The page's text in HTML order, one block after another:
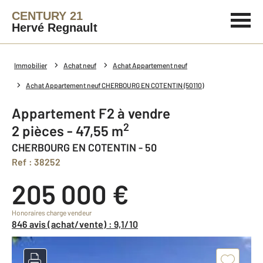
CENTURY 21
Hervé Regnault
Immobilier Achat neuf Achat Appartement neuf
Achat Appartement neuf CHERBOURG EN COTENTIN (50110)
Appartement F2 à vendre
2 pièces - 47,55 m2
CHERBOURG EN COTENTIN - 50
Ref : 38252
205 000 €
Honoraires charge vendeur
846 avis (achat/vente) : 9,1/10